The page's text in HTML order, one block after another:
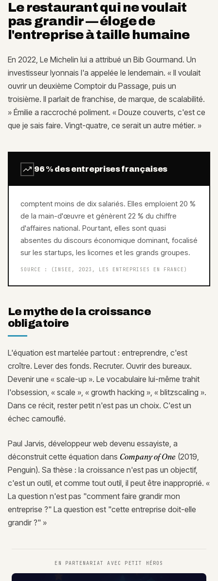
Le restaurant qui ne voulait
pas grandir — éloge de
l'entreprise à taille humaine
En 2022, Le Michelin lui a attribué un Bib Gourmand. Un
investisseur lyonnais l'a appelée le lendemain. « Il voulait
ouvrir un deuxième Comptoir du Passage, puis un
troisième. Il parlait de franchise, de marque, de scalabilité.
» Émilie a raccroché poliment. « Douze couverts, c'est ce
que je sais faire. Vingt-quatre, ce serait un autre métier. »
96 % des entreprises françaises
comptent moins de dix salariés. Elles emploient 20 %
de la main-d'œuvre et génèrent 22 % du chiffre
d'affaires national. Pourtant, elles sont quasi
absentes du discours économique dominant, focalisé
sur les startups, les licornes et les grands groupes.
SOURCE : (INSEE, 2023, LES ENTREPRISES EN FRANCE)
Le mythe de la croissance
obligatoire
L'équation est martelée partout : entreprendre, c'est
croître. Lever des fonds. Recruter. Ouvrir des bureaux.
Devenir une « scale-up ». Le vocabulaire lui-même trahit
l'obsession, « scale », « growth hacking », « blitzscaling ».
Dans ce récit, rester petit n'est pas un choix. C'est un
échec camouflé.
Paul Jarvis, développeur web devenu essayiste, a
déconstruit cette équation dans Company of One (2019,
Penguin). Sa thèse : la croissance n'est pas un objectif,
c'est un outil, et comme tout outil, il peut être inapproprié. «
La question n'est pas "comment faire grandir mon
entreprise ?" La question est "cette entreprise doit-elle
grandir ?" »
EN PARTENARIAT AVEC PETIT HÉROS